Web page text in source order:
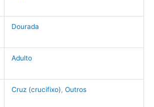
Dourada
Adulto
Cruz (crucifixo), Outros